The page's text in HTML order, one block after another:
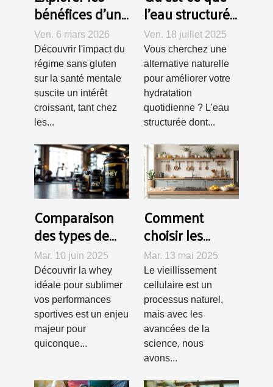
bénéfices d'un
régime sans
gluten sur la
santé mentale
Ven. 6 mars 2026
Découvrir l'impact du
régime sans gluten
sur la santé mentale
suscite un intérêt
croissant, tant chez
les...
l'eau structurée
?
Ven. 18 juillet 2025
Vous cherchez une
alternative naturelle
pour améliorer votre
hydratation
quotidienne ? L'eau
structurée dont...
Comparaison
des types de
whey pour
optimiser votre
entraînement
Mar. 10 juin 2025
Découvrir la whey
idéale pour sublimer
vos performances
sportives est un enjeu
majeur pour
quiconque...
Comment
choisir les
compléments
alimentaires
pour le
rajeunissement
cellulaire
Mar. 13 mai 2025
Le vieillissement
cellulaire est un
processus naturel,
mais avec les
avancées de la
science, nous
avons...